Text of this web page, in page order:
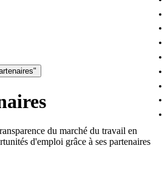
du marché du travail en
d'emploi grâce à ses partenaires